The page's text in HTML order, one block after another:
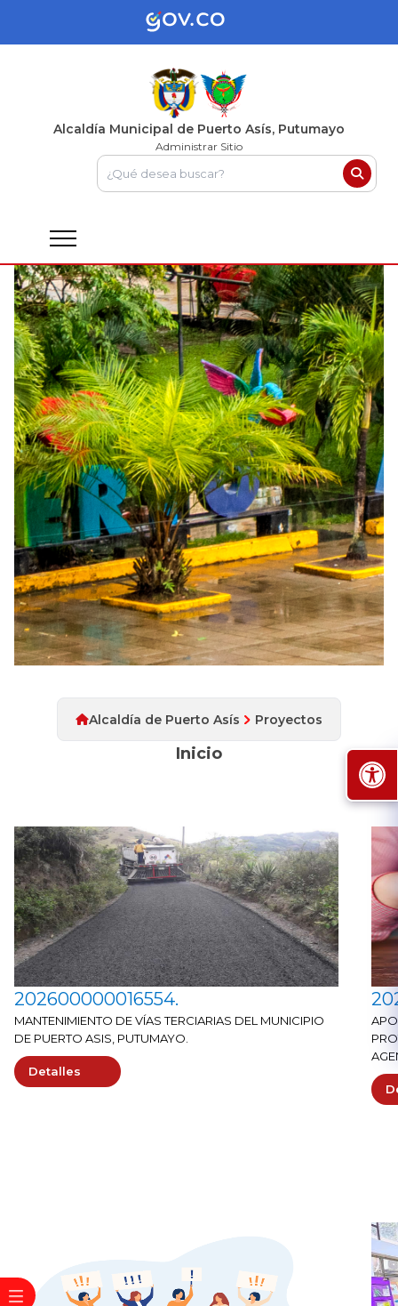
Alcaldía Municipal de Puerto Asís, Putumayo
Administrar Sitio
Alcaldía de Puerto Asís Proyectos
Inicio
202600000016554.
MANTENIMIENTO DE VÍAS TERCIARIAS DEL MUNICIPIO
DE PUERTO ASIS, PUTUMAYO.
Detalles